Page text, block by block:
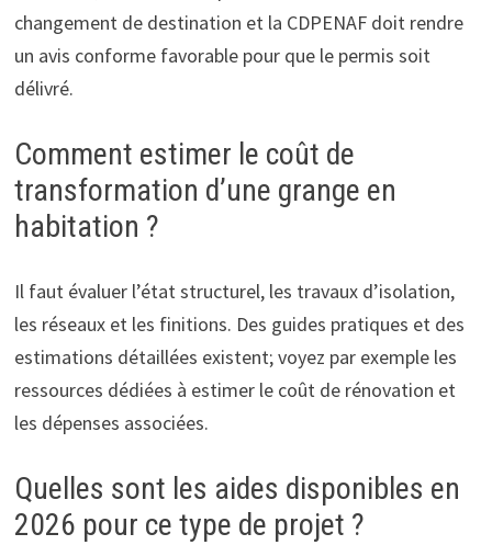
changement de destination et la CDPENAF doit rendre
un avis conforme favorable pour que le permis soit
délivré.
Comment estimer le coût de
transformation d’une grange en
habitation ?
Il faut évaluer l’état structurel, les travaux d’isolation,
les réseaux et les finitions. Des guides pratiques et des
estimations détaillées existent; voyez par exemple les
ressources dédiées à estimer le coût de rénovation et
les dépenses associées.
Quelles sont les aides disponibles en
2026 pour ce type de projet ?